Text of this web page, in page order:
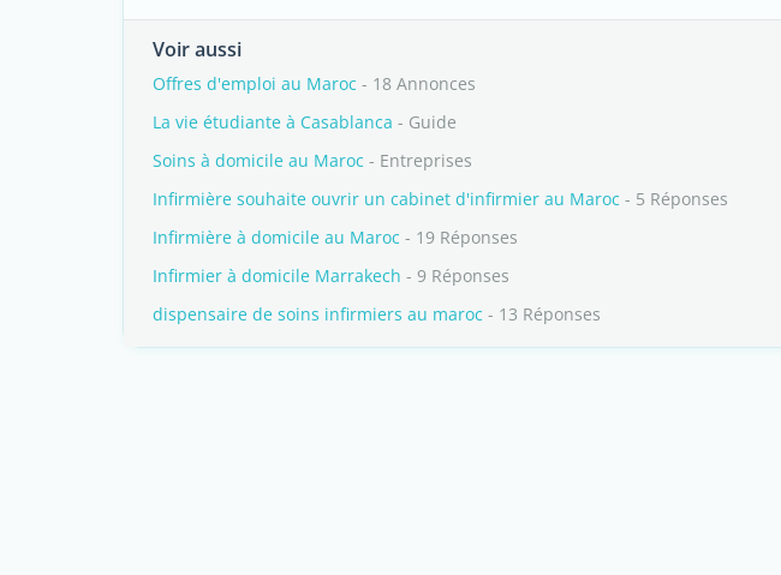
Voir aussi
Offres d'emploi au Maroc - 18 Annonces
La vie étudiante à Casablanca - Guide
Soins à domicile au Maroc - Entreprises
Infirmière souhaite ouvrir un cabinet d'infirmier au Maroc - 5 Réponses
Infirmière à domicile au Maroc - 19 Réponses
Infirmier à domicile Marrakech - 9 Réponses
dispensaire de soins infirmiers au maroc - 13 Réponses